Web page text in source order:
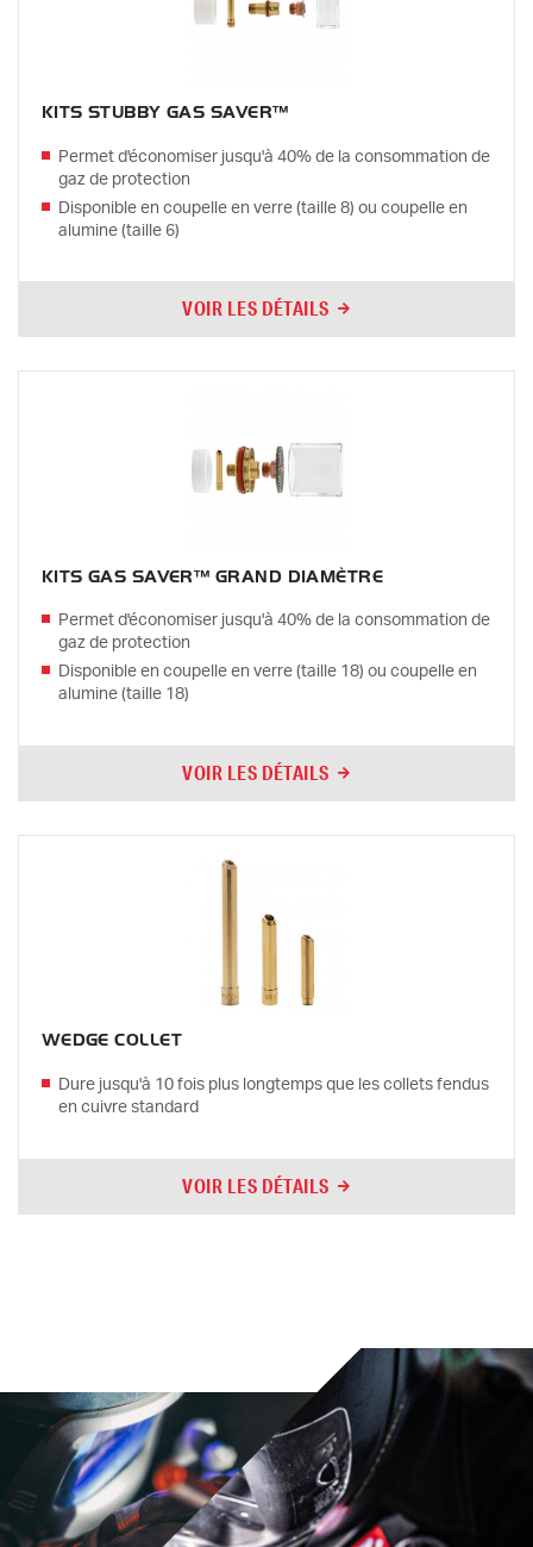
KITS STUBBY GAS SAVER™
Permet d'économiser jusqu'à 40% de la consommation de
gaz de protection
Disponible en coupelle en verre (taille 8) ou coupelle en
alumine (taille 6)
VOIR LES DÉTAILS
KITS GAS SAVER™ GRAND DIAMÈTRE
Permet d'économiser jusqu'à 40% de la consommation de
gaz de protection
Disponible en coupelle en verre (taille 18) ou coupelle en
alumine (taille 18)
VOIR LES DÉTAILS
WEDGE COLLET
Dure jusqu'à 10 fois plus longtemps que les collets fendus
en cuivre standard
VOIR LES DÉTAILS